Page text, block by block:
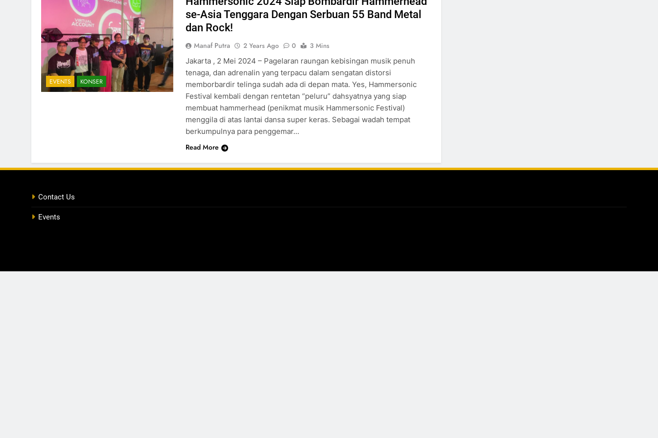
EVENTS KONSER
se-Asia Tenggara Dengan Serbuan 55 Band Metal
dan Rock!
Manaf Putra 2 Years Ago 0
3 Mins
Jakarta , 2 Mei 2024 – Pagelaran raungan kebisingan musik penuh
tenaga, dan adrenalin yang terpacu dalam sengatan distorsi
memborbardir telinga sudah ada di depan mata. Yes, Hammersonic
Festival kembali dengan rentetan “peluru” dahsyatnya yang siap
membuat hammerhead (penikmat musik Hammersonic Festival)
menggila di atas lantai dansa super keras. Sebagai wadah tempat
berkumpulnya para penggemar…
Read More
Contact Us
Events